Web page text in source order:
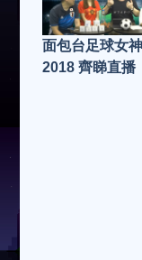
面包台足球女
2018 齊睇直播